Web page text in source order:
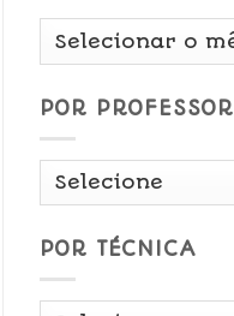
Por
POR PROFESSOR
POR TÉCNICA